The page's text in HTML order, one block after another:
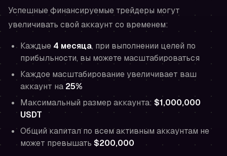
Успешные финансируемые трейдеры могут
увеличивать свой аккаунт со временем:
Каждые 4 месяца, при выполнении целей по
прибыльности, вы можете масштабироваться
Каждое масштабирование увеличивает ваш
аккаунт на 25%
Максимальный размер аккаунта: $1,000,000
USDT
Общий капитал по всем активным аккаунтам не
может превышать $200,000